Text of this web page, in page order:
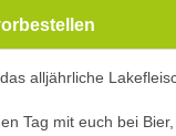
alljährliche
Tag mit euch bei